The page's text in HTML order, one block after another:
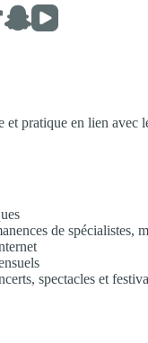
et pratique en lien
de spécialistes,
spectacles et